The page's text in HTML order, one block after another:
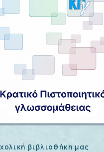
βιβλιοθήκη μας